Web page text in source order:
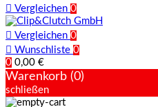
 Vergleichen 0
 Vergleichen 0
 Wunschliste 0
0 0,00 €
Warenkorb (0)
schließen